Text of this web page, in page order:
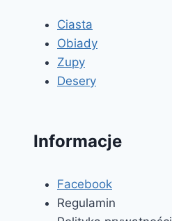
Ciasta
Obiady
Zupy
Desery
Informacje
Facebook
Regulamin